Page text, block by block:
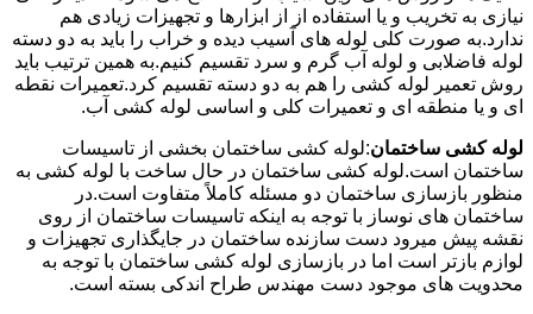
نیازی به تخریب و یا استفاده از از ابزارها و تجهیزات زیادی هم
ندارد.به صورت کلی لوله های آسیب دیده و خراب را باید به دو دسته
لوله فاضلابی و لوله آب گرم و سرد تقسیم کنیم.به همین ترتیب باید
روش تعمیر لوله کشی را هم به دو دسته تقسیم کرد.تعمیرات نقطه
ای و یا منطقه ای و تعمیرات کلی و اساسی لوله کشی آب.
لوله کشی ساختمان:لوله کشی ساختمان بخشی از تاسیسات
ساختمان است.لوله کشی ساختمان در حال ساخت با لوله کشی به
منظور بازسازی ساختمان دو مسئله کاملاً متفاوت است.در
ساختمان های نوساز با توجه به اینکه تاسیسات ساختمان از روی
نقشه پیش میرود دست سازنده ساختمان در جایگذاری تجهیزات و
لوازم بازتر است اما در بازسازی لوله کشی ساختمان با توجه به
محدویت های موجود دست مهندس طراح اندکی بسته است.